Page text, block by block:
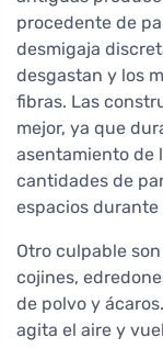
procedente de
desmigaja
desgastan y los
fibras. Las
mejor, ya que
asentamiento de
cantidades de
espacios
Otro culpable
cojines,
de polvo y
agita el aire y